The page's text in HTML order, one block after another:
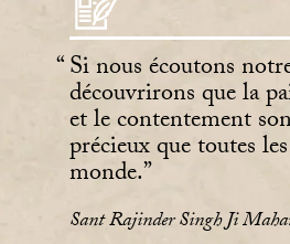
Si nous écoutons
découvrirons que la
et le contentement
précieux que toutes
monde.
Sant Rajinder Singh Ji